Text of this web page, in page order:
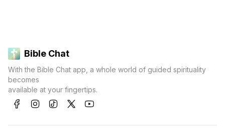
Bible Chat
With the Bible Chat app, a whole world of guided spirituality
becomes
available at your fingertips.